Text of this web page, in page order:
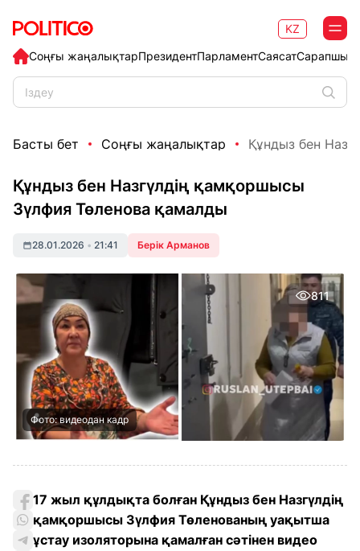
Соңғы жаңалықтарПрезидентПарламентСаясат
KZ
Басты бет Соңғы жаңалықтар Құндыз бен
Құндыз бен Назгүлдің қамқоршысы
Зүлфия Төленова қамалды
28.01.2026 • 21:41 Берік Арманов
811
Фото: видеодан кадр
17 жыл құлдықта болған Құндыз бен Назгүлдің
қамқоршысы Зүлфия Төленованың уақытша
ұстау изоляторына қамалған сәтінен видео